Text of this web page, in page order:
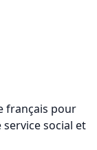
français pour
social et